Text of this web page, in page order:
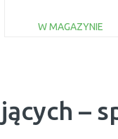
W MAGAZYNIE
–